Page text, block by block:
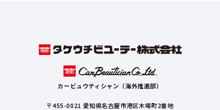
カービュウティシャン（海外推進部）
〒455-0021 愛知県名古屋市港区木場町2番地